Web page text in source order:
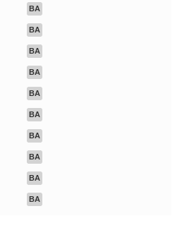
BA
BA
BA
BA
BA
BA
BA
BA
BA
BA